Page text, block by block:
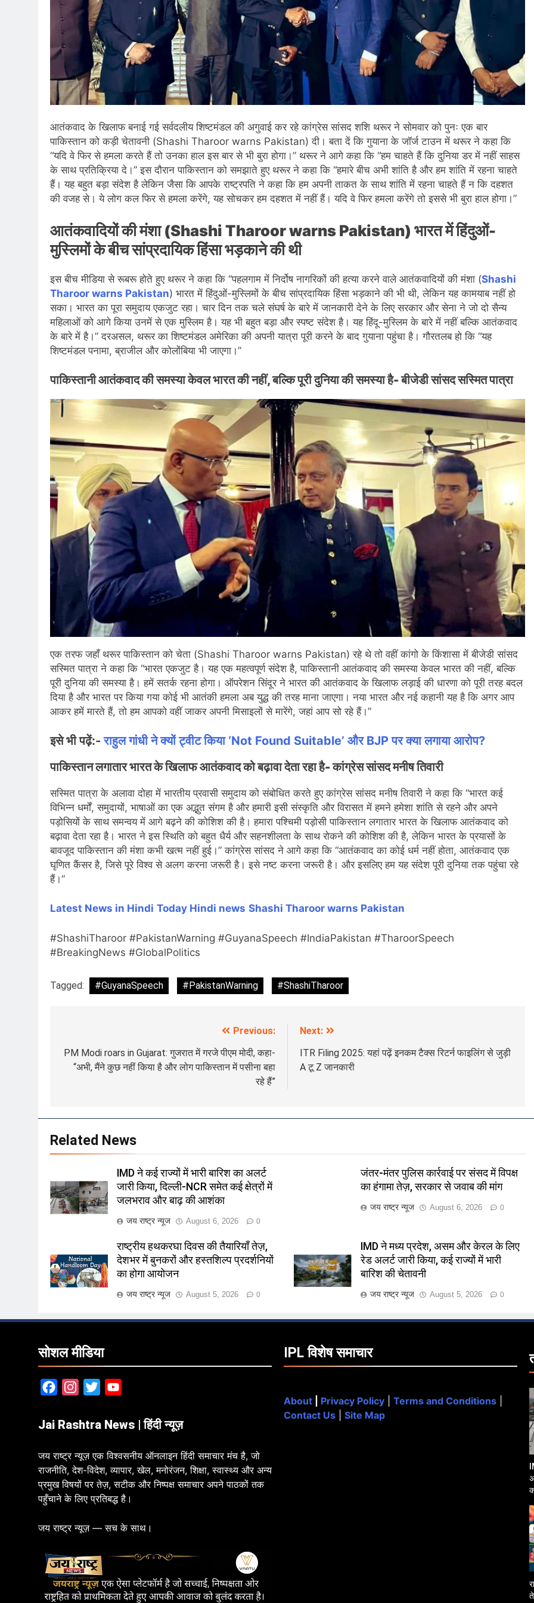
आतंकवाद के खिलाफ बनाई गई सर्वदलीय शिष्टमंडल की अगुवाई कर रहे कांग्रेस सांसद शशि थरूर ने सोमवार को पुनः एक बार
पाकिस्तान को कड़ी चेतावनी (Shashi Tharoor warns Pakistan) दी। बता दें कि गुयाना के जॉर्ज टाउन में थरूर ने कहा कि
“यदि वे फिर से हमला करते हैं तो उनका हाल इस बार से भी बुरा होगा।” थरूर ने आगे कहा कि “हम चाहते हैं कि दुनिया डर में नहीं साहस
के साथ प्रतिक्रिया दे।” इस दौरान पाकिस्तान को समझाते हुए थरूर ने कहा कि “हमारे बीच अभी शांति है और हम शांति में रहना चाहते
हैं। यह बहुत बड़ा संदेश है लेकिन जैसा कि आपके राष्ट्रपति ने कहा कि हम अपनी ताकत के साथ शांति में रहना चाहते हैं न कि दहशत
की वजह से। ये लोग कल फिर से हमला करेंगे, यह सोचकर हम दहशत में नहीं हैं। यदि वे फिर हमला करेंगे तो इससे भी बुरा हाल होगा।”
आतंकवादियों की मंशा (Shashi Tharoor warns Pakistan) भारत में हिंदुओं-
मुस्लिमों के बीच सांप्रदायिक हिंसा भड़काने की थी
इस बीच मीडिया से रूबरू होते हुए थरूर ने कहा कि “पहलगाम में निर्दोष नागरिकों की हत्या करने वाले आतंकवादियों की मंशा (Shashi
Tharoor warns Pakistan) भारत में हिंदुओं-मुस्लिमों के बीच सांप्रदायिक हिंसा भड़काने की भी थी, लेकिन यह कामयाब नहीं हो
सका। भारत का पूरा समुदाय एकजुट रहा। चार दिन तक चले संघर्ष के बारे में जानकारी देने के लिए सरकार और सेना ने जो दो सैन्य
महिलाओं को आगे किया उनमें से एक मुस्लिम है। यह भी बहुत बड़ा और स्पष्ट संदेश है। यह हिंदू-मुस्लिम के बारे में नहीं बल्कि आतंकवाद
के बारे में है।” दरअसल, थरूर का शिष्टमंडल अमेरिका की अपनी यात्रा पूरी करने के बाद गुयाना पहुंचा है। गौरतलब हो कि “यह
शिष्टमंडल पनामा, ब्राजील और कोलोंबिया भी जाएगा।”
पाकिस्तानी आतंकवाद की समस्या केवल भारत की नहीं, बल्कि पूरी दुनिया की समस्या है- बीजेडी सांसद सस्मित पात्रा
एक तरफ जहाँ थरूर पाकिस्तान को चेता (Shashi Tharoor warns Pakistan) रहे थे तो वहीं कांगो के किंशासा में बीजेडी सांसद
सस्मित पात्रा ने कहा कि “भारत एकजुट है। यह एक महत्वपूर्ण संदेश है, पाकिस्तानी आतंकवाद की समस्या केवल भारत की नहीं, बल्कि
पूरी दुनिया की समस्या है। हमें सतर्क रहना होगा। ऑपरेशन सिंदूर ने भारत की आतंकवाद के खिलाफ लड़ाई की धारणा को पूरी तरह बदल
दिया है और भारत पर किया गया कोई भी आतंकी हमला अब युद्ध की तरह माना जाएगा। नया भारत और नई कहानी यह है कि अगर आप
आकर हमें मारते हैं, तो हम आपको वहीं जाकर अपनी मिसाइलों से मारेंगे, जहां आप सो रहे हैं।”
इसे भी पढ़ें:-राहुल गांधी ने क्यों ट्वीट किया ‘Not Found Suitable’ और BJP पर क्या लगाया आरोप?
पाकिस्तान लगातार भारत के खिलाफ आतंकवाद को बढ़ावा देता रहा है- कांग्रेस सांसद मनीष तिवारी
सस्मित पात्रा के अलावा दोहा में भारतीय प्रवासी समुदाय को संबोधित करते हुए कांग्रेस सांसद मनीष तिवारी ने कहा कि “भारत कई
विभिन्न धर्मों, समुदायों, भाषाओं का एक अद्भुत संगम है और हमारी इसी संस्कृति और विरासत में हमने हमेशा शांति से रहने और अपने
पड़ोसियों के साथ समन्वय में आगे बढ़ने की कोशिश की है। हमारा पश्चिमी पड़ोसी पाकिस्तान लगातार भारत के खिलाफ आतंकवाद को
बढ़ावा देता रहा है। भारत ने इस स्थिति को बहुत धैर्य और सहनशीलता के साथ रोकने की कोशिश की है, लेकिन भारत के प्रयासों के
बावजूद पाकिस्तान की मंशा कभी खत्म नहीं हुई।” कांग्रेस सांसद ने आगे कहा कि “आतंकवाद का कोई धर्म नहीं होता, आतंकवाद एक
घृणित कैंसर है, जिसे पूरे विश्व से अलग करना जरूरी है। इसे नष्ट करना जरूरी है। और इसलिए हम यह संदेश पूरी दुनिया तक पहुंचा रहे
हैं।”
Latest News in Hindi Today Hindi news Shashi Tharoor warns Pakistan
#ShashiTharoor #PakistanWarning #GuyanaSpeech #IndiaPakistan #TharoorSpeech
#BreakingNews #GlobalPolitics
Tagged: #GuyanaSpeech #PakistanWarning #ShashiTharoor
navigation
Previous:
PM Modi roars in Gujarat: गुजरात में गरजे पीएम मोदी, कहा-
“अभी, मैंने कुछ नहीं किया है और लोग पाकिस्तान में पसीना बहा
रहे हैं”
Next:
ITR Filing 2025: यहां पढ़ें इनकम टैक्स रिटर्न फाइलिंग से जुड़ी
A टू Z जानकारी
Related News
IMD ने कई राज्यों में भारी बारिश का अलर्ट
जारी किया, दिल्ली-NCR समेत कई क्षेत्रों में
जलभराव और बाढ़ की आशंका
जय राष्ट्र न्यूज August 6, 2026 0
जंतर-मंतर पुलिस कार्रवाई पर संसद में विपक्ष
का हंगामा तेज़, सरकार से जवाब की मांग
जय राष्ट्र न्यूज August 6, 2026 0
राष्ट्रीय हथकरघा दिवस की तैयारियाँ तेज़,
देशभर में बुनकरों और हस्तशिल्प प्रदर्शनियों
का होगा आयोजन
जय राष्ट्र न्यूज August 5, 2026 0
IMD ने मध्य प्रदेश, असम और केरल के लिए
रेड अलर्ट जारी किया, कई राज्यों में भारी
बारिश की चेतावनी
जय राष्ट्र न्यूज August 5, 2026 0
सोशल मीडिया
FacebookInstagram
Twitter
Jai Rashtra News | हिंदी न्यूज़
जय राष्ट्र न्यूज़ एक विश्वसनीय ऑनलाइन हिंदी समाचार मंच है, जो
राजनीति, देश-विदेश, व्यापार, खेल, मनोरंजन, शिक्षा, स्वास्थ्य और अन्य
प्रमुख विषयों पर तेज़, सटीक और निष्पक्ष समाचार अपने पाठकों तक
पहुँचाने के लिए प्रतिबद्ध है।
जय राष्ट्र न्यूज़ — सच के साथ।
IPL विशेष समाचार
About Privacy Policy Terms and Conditions
Contact Us
Site Map